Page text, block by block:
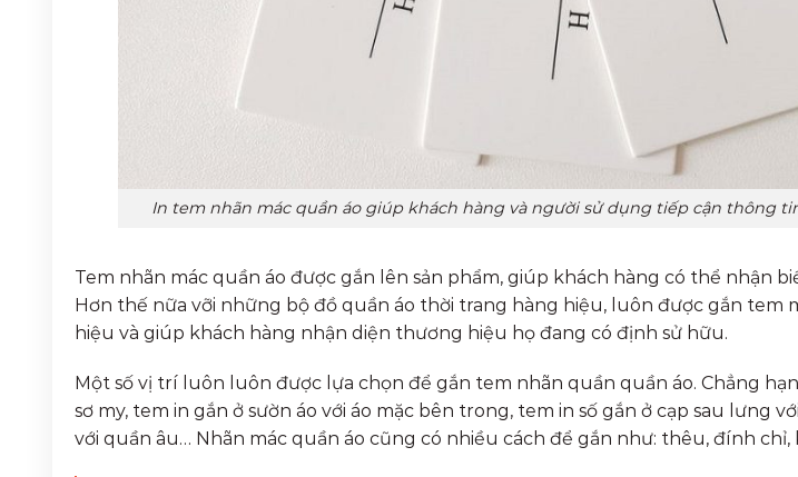
In tem nhãn mác quần áo giúp khách hàng và người sử dụng tiếp cận thông
Tem nhãn mác quần áo được gắn lên sản phẩm, giúp khách hàng có thể nhận
Hơn thế nữa vỡi những bộ đồ quần áo thời trang hàng hiệu, luôn được gắn tem
hiệu và giúp khách hàng nhận diện thương hiệu họ đang có định sử hữu.
Một số vị trí luôn luôn được lựa chọn để gắn tem nhãn quần quần áo. Chẳng
sơ my, tem in gắn ở sườn áo với áo mặc bên trong, tem in số gắn ở cạp sau lưng
với quần âu… Nhãn mác quần áo cũng có nhiều cách để gắn như: thêu, đính chỉ,